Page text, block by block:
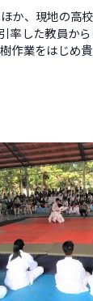
か、現地の高
率した教員か
作業をはじめ